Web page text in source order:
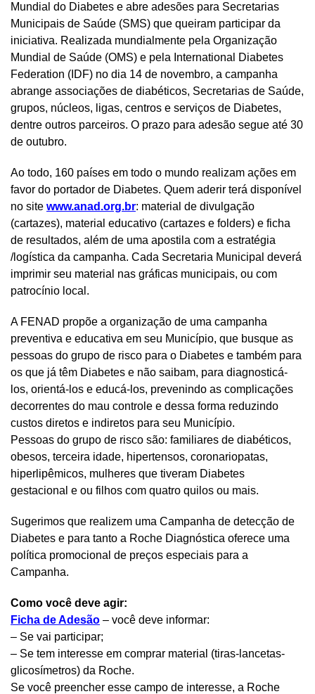
Mundial do Diabetes e abre adesões para Secretarias
Municipais de Saúde (SMS) que queiram participar da
iniciativa. Realizada mundialmente pela Organização
Mundial de Saúde (OMS) e pela International Diabetes
Federation (IDF) no dia 14 de novembro, a campanha
abrange associações de diabéticos, Secretarias de Saúde,
grupos, núcleos, ligas, centros e serviços de Diabetes,
dentre outros parceiros. O prazo para adesão segue até 30
de outubro.
Ao todo, 160 países em todo o mundo realizam ações em
favor do portador de Diabetes. Quem aderir terá disponível
no site www.anad.org.br: material de divulgação
(cartazes), material educativo (cartazes e folders) e ficha
de resultados, além de uma apostila com a estratégia
/logística da campanha. Cada Secretaria Municipal deverá
imprimir seu material nas gráficas municipais, ou com
patrocínio local.
A FENAD propõe a organização de uma campanha
preventiva e educativa em seu Município, que busque as
pessoas do grupo de risco para o Diabetes e também para
os que já têm Diabetes e não saibam, para diagnosticá-
los, orientá-los e educá-los, prevenindo as complicações
decorrentes do mau controle e dessa forma reduzindo
custos diretos e indiretos para seu Município.
Pessoas do grupo de risco são: familiares de diabéticos,
obesos, terceira idade, hipertensos, coronariopatas,
hiperlipêmicos, mulheres que tiveram Diabetes
gestacional e ou filhos com quatro quilos ou mais.
Sugerimos que realizem uma Campanha de detecção de
Diabetes e para tanto a Roche Diagnóstica oferece uma
política promocional de preços especiais para a
Campanha.
Como você deve agir:
Ficha de Adesão – você deve informar:
– Se vai participar;
– Se tem interesse em comprar material (tiras-lancetas-
glicosímetros) da Roche.
Se você preencher esse campo de interesse, a Roche